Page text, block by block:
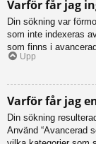
Varför får jag
Din sökning var
som inte indexeras
som finns i
Upp
Varför får jag
Din sökning
Använd “Avancerad